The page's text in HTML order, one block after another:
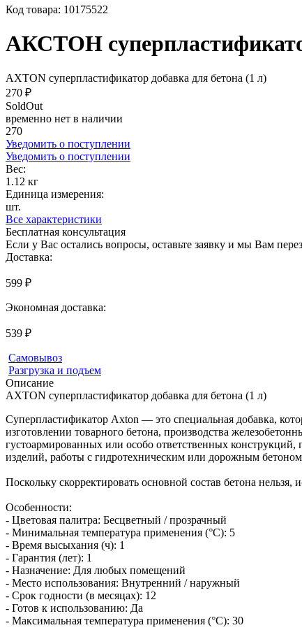
Код товара: 10175522
АКСТОН
AXTON суперпластификатор добавка для бетона (1 л)
270 ₽
SoldOut
временно нет в наличии
270
Уведомить о поступлении
Уведомить о поступлении
Вес:
1.12 кг
Единица измерения:
шт.
Все характеристики
Бесплатная консультация
Если у Вас остались вопросы, оставьте заявку и мы Вам
Доставка:
599 ₽
Экономная доставка:
539 ₽
Самовывоз
Разгрузка и подъем
Описание
AXTON суперпластификатор добавка для бетона (1 л)
Суперпластификатор Axton — это специальная добавка,
изготовлении товарного бетона, производства
густоармированных или особо ответственных
изделий, работы с гидротехническим или дорожным
Поскольку скорректировать основной состав бетона
Особенности:
- Цветовая палитра: Бесцветный / прозрачный
- Минимальная температура применения (°C): 5
- Время высыхания (ч): 1
- Гарантия (лет): 1
- Назначение: Для любых помещений
- Место использования: Внутренний / наружный
- Срок годности (в месяцах): 12
- Готов к использованию: Да
- Максимальная температура применения (°C): 30